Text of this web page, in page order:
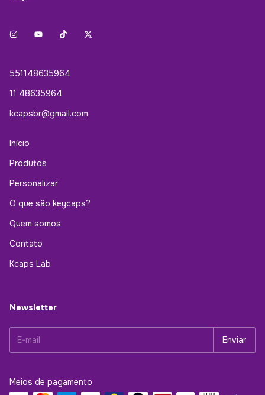
551148635964
11 48635964
kcapsbr@gmail.com
Início
Produtos
Personalizar
O que são keycaps?
Quem somos
Contato
Kcaps Lab
Newsletter
Meios de pagamento